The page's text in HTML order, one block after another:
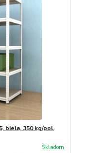
biela, 350 kg/pol.
Skladom